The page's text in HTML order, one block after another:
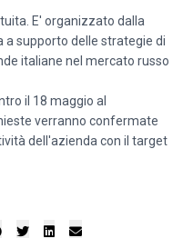
E' organizzato dalla
a supporto delle strategie di
italiane nel mercato russo
il 18 maggio al
verranno confermate
dell'azienda con il target